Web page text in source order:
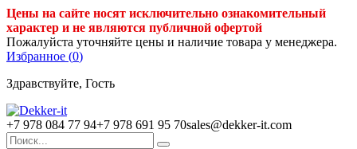
Цены на сайте носят исключительно ознакомительный
характер и не являются публичной офертой
Пожалуйста уточняйте цены и наличие товара у менеджера.
Избранное (0)
Здравствуйте, Гость
+7 978 084 77 94+7 978 691 95 70sales@dekker-it.com